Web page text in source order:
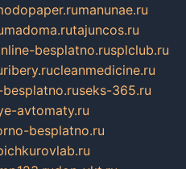
manunae.ru
madoma.rutajuncos.ru
besplatno.rusplclub.ru
ribery.rucleanmedicine.ru
seks-365.ru
avtomaty.ru
besplatno.ru